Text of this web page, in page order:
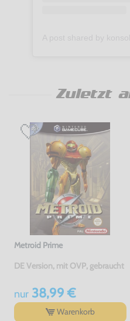
Zuletzt
Metroid Prime
DE Version, mit OVP, gebraucht
nur38,99 €
Warenkorb